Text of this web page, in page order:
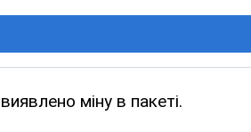
міну в пакеті.